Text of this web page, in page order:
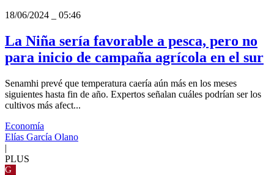
18/06/2024
05:46
La Niña sería favorable a pesca, pero no
para inicio de campaña agrícola en el sur
Senamhi prevé que temperatura caería aún más en los meses
siguientes hasta fin de año. Expertos señalan cuáles podrían ser los
cultivos más afect...
Economía
Elías García Olano
|
PLUS
G